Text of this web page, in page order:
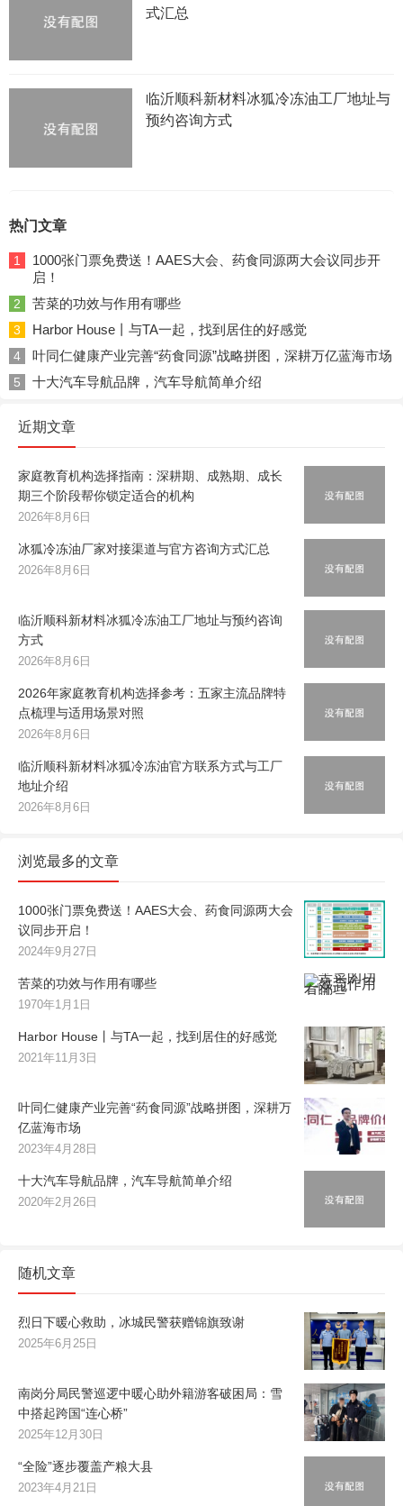
式汇总
临沂顺科新材料冰狐冷冻油工厂地址与
预约咨询方式
热门文章
1
1000张门票免费送！AAES大会、药食同源两大会议同步开
启！
2 苦菜的功效与作用有哪些
3 Harbor House丨与TA一起，找到居住的好感觉
4 叶同仁健康产业完善“药食同源”战略拼图，深耕万亿蓝海市场
5 十大汽车导航品牌，汽车导航简单介绍
近期文章
家庭教育机构选择指南：深耕期、成熟期、成长
期三个阶段帮你锁定适合的机构
2026年8月6日
冰狐冷冻油厂家对接渠道与官方咨询方式汇总
2026年8月6日
临沂顺科新材料冰狐冷冻油工厂地址与预约咨询
方式
2026年8月6日
2026年家庭教育机构选择参考：五家主流品牌特
点梳理与适用场景对照
2026年8月6日
临沂顺科新材料冰狐冷冻油官方联系方式与工厂
地址介绍
2026年8月6日
浏览最多的文章
1000张门票免费送！AAES大会、药食同源两大会
议同步开启！
2024年9月27日
苦菜的功效与作用有哪些
1970年1月1日
Harbor House丨与TA一起，找到居住的好感觉
2021年11月3日
叶同仁健康产业完善“药食同源”战略拼图，深耕万
亿蓝海市场
2023年4月28日
十大汽车导航品牌，汽车导航简单介绍
2020年2月26日
随机文章
烈日下暖心救助，冰城民警获赠锦旗致谢
2025年6月25日
南岗分局民警巡逻中暖心助外籍游客破困局：雪
中搭起跨国“连心桥”
2025年12月30日
“全险”逐步覆盖产粮大县
2023年4月21日